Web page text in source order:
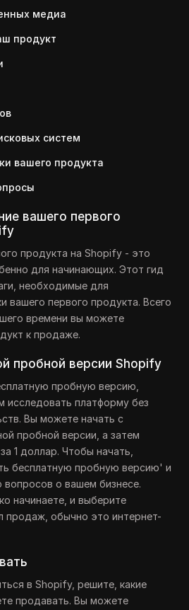
медиа
продукт
систем
вашего продукта
вашего первого
продукта на Shopify - это
для начинающих. Этот гид
необходимые для
вашего первого продукта. Всего
времени вы можете
к продаже.
пробной версии Shopify
пробную версию,
исследовать платформу без
Вы можете начать с
пробной версии, а затем
1 доллар. Чтобы начать,
бесплатную пробную версию' и
вопросов о вашем бизнесе.
начинаете, и выберите
продаж, обычно это интернет-
в Shopify, решите, какие
продавать. Вы можете